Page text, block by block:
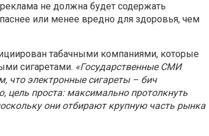
не должна будет содержать
или менее вредно для здоровья, чем
табачными компаниями, которые
сигаретами. «Государственные СМИ
что электронные сигареты – бич
цель проста: максимально протолкнуть
они отбирают крупную часть рынка